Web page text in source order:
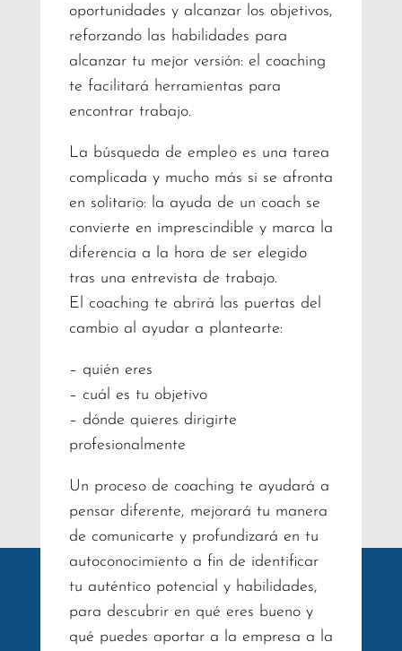
oportunidades y alcanzar los objetivos,
reforzando las habilidades para
alcanzar tu mejor versión: el coaching
te facilitará herramientas para
encontrar trabajo.
La búsqueda de empleo es una tarea
complicada y mucho más si se afronta
en solitario: la ayuda de un coach se
convierte en imprescindible y marca la
diferencia a la hora de ser elegido
tras una entrevista de trabajo.
El coaching te abrirá las puertas del
cambio al ayudar a plantearte:
– quién eres
– cuál es tu objetivo
– dónde quieres dirigirte
profesionalmente
Un proceso de coaching te ayudará a
pensar diferente, mejorará tu manera
de comunicarte y profundizará en tu
autoconocimiento a fin de identificar
tu auténtico potencial y habilidades,
para descubrir en qué eres bueno y
qué puedes aportar a la empresa a la